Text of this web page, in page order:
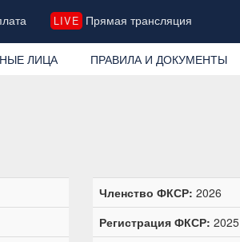
LIVE Прямая трансляция
ЛИЦА ПРАВИЛА И ДОКУМЕНТЫ
Членство ФКСР: 2026
Регистрация ФКСР: 2025